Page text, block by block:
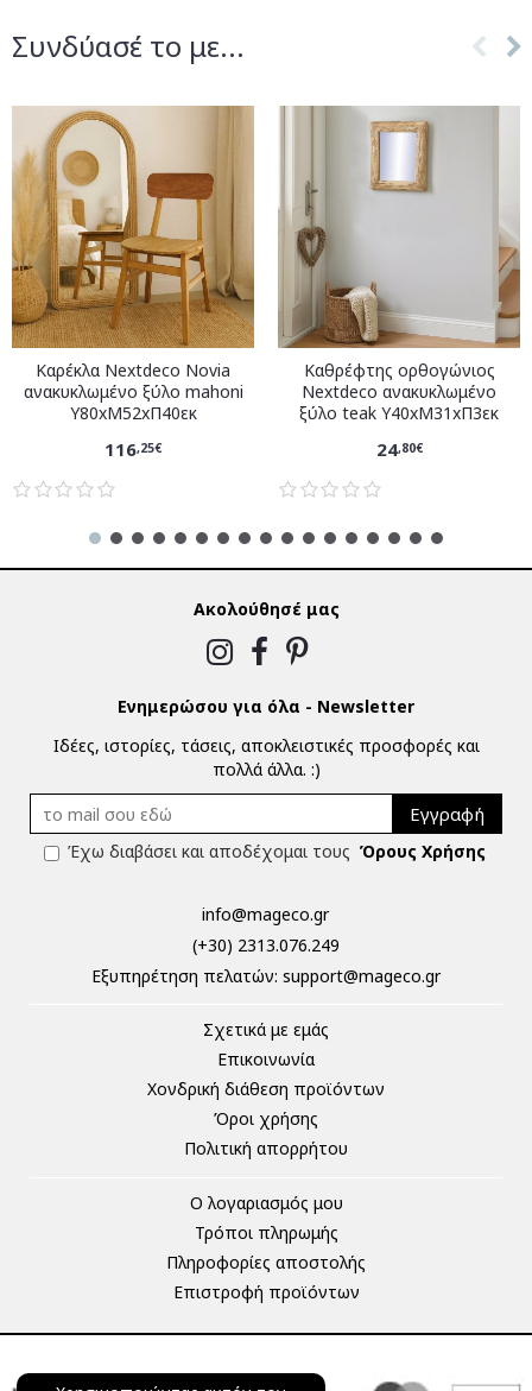
Συνδύασέ το με...
Καρέκλα Nextdeco Novia
ανακυκλωμένο ξύλο mahoni
Υ80xM52xΠ40εκ
116,25€
Καθρέφτης ορθογώνιος
Nextdeco ανακυκλωμένο
ξύλο teak Υ40xM31xΠ3εκ
24,80€
Ακολούθησέ μας
Ενημερώσου για όλα - Newsletter
Ιδέες, ιστορίες, τάσεις, αποκλειστικές προσφορές και
πολλά άλλα. :)
Εγγραφή
Έχω διαβάσει και αποδέχομαι τους Όρους Χρήσης
info@mageco.gr
(+30) 2313.076.249
Eξυπηρέτηση πελατών: support@mageco.gr
Σχετικά με εμάς
Επικοινωνία
Χονδρική διάθεση προϊόντων
Όροι χρήσης
Πολιτική απορρήτου
Ο λογαριασμός μου
Τρόποι πληρωμής
Πληροφορίες αποστολής
Επιστροφή προϊόντων